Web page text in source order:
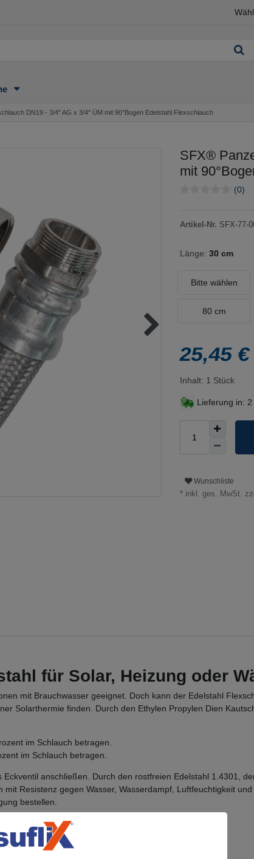
DN19 - 3/4" AG x 3/4" ÜM mit 90°Bogen Edelstahl Flexschlauch
SFX®
mit
(0)
Artikel-Nr. SFX-77-
Länge: 30 cm
Bitte wählen
80 cm
25,45
Inhalt: 1 Stück
Lieferung in:
Wunschliste
* inkl. ges. MwSt.
für Solar, Heizung oder
mit Brauchwasser geeignet. Doch kann der Edelstahl
Solarthermie finden. Durch den Ethylen Propylen Dien
im Schlauch betragen.
im Schlauch betragen.
anschließen. Durch den rostfreien Edelstahl 1.4301,
Resistenz gegen Wasser, Wasserdampf, Luftfeuchtigkeit
bestellen.
mit einem
geliefert!